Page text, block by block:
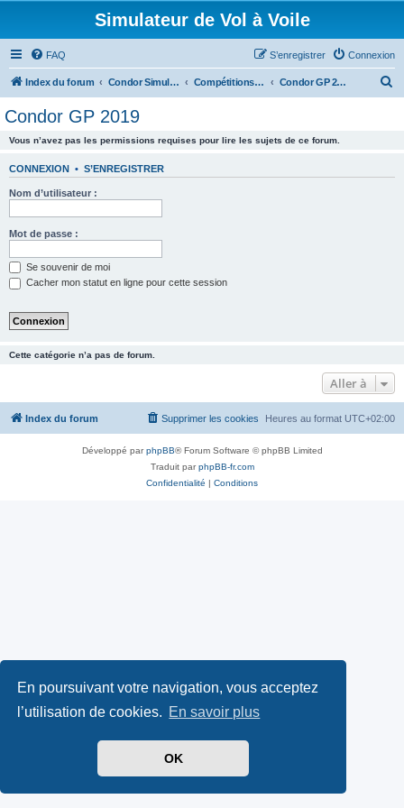
En poursuivant votre navigation, vous acceptez
l’utilisation de cookies. En savoir plus
OK
Simulateur de Vol à Voile
FAQ Connexion
S’enregistrer
Index du forum Condor Simulateur de Vol à Voile Compétitions Condor Condor GP 2019
Condor GP 2019
Vous n’avez pas les permissions requises pour lire les sujets de ce forum.
CONNEXION • S’ENREGISTRER
Nom d’utilisateur :
Mot de passe :
Se souvenir de moi
Cacher mon statut en ligne pour cette session
Cette catégorie n’a pas de forum.
Aller à
Index du forum Heures au format UTC+02:00
Supprimer les cookies
Développé parphpBB® Forum Software © phpBB Limited
Traduit parphpBB-fr.com
Confidentialité | Conditions